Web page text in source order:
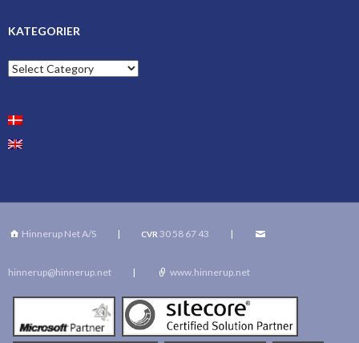
KATEGORIER
Kategorier
Hinnerup Net A/S | CVR 30 58 67 43 |
hinnerup@hinnerup.net | www.hinnerup.net